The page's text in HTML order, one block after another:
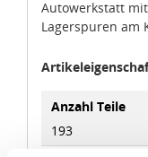
Autowerkstatt
Lagerspuren am
Anzahl Teile
193